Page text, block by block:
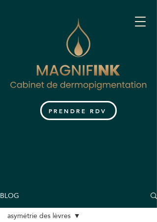
PRENDRE RDV
BLOG
asymétrie des lèvres